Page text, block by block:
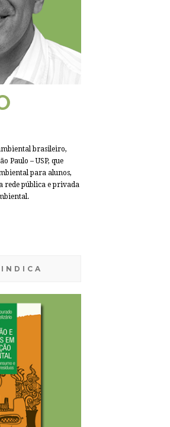
brasileiro,
Paulo – USP, que
para alunos,
rede pública e privada